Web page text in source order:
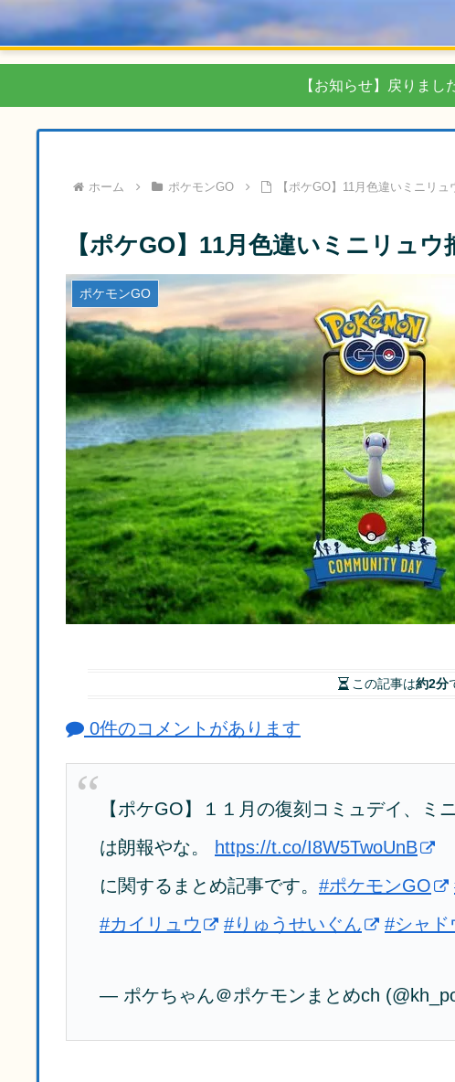
【お知らせ】戻りま
ホーム ポケモンGO 【ポケGO】11月色違いミニリ
【ポケGO】11月色違いミニリュ
ポケモンGO
この記事は約2分
0件のコメントがあります
【ポケGO】１１月の復刻コミュデイ、ミ
は朗報やな。
https://t.co/I8W5TwoUnB
に関するまとめ記事です。 #ポケモンGO
#カイリュウ
#りゅうせいぐん #シャド
— ポケちゃん＠ポケモンまとめch